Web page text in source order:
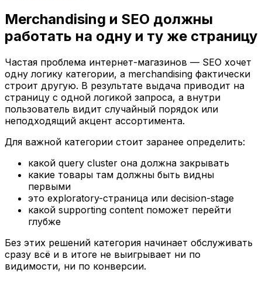
Merchandising и SEO должны
работать на одну и ту же страницу
Частая проблема интернет-магазинов — SEO хочет
одну логику категории, а merchandising фактически
строит другую. В результате выдача приводит на
страницу с одной логикой запроса, а внутри
пользователь видит случайный порядок или
неподходящий акцент ассортимента.
Для важной категории стоит заранее определить:
какой query cluster она должна закрывать
какие товары там должны быть видны
первыми
это exploratory-страница или decision-stage
какой supporting content поможет перейти
глубже
Без этих решений категория начинает обслуживать
сразу всё и в итоге не выигрывает ни по
видимости, ни по конверсии.